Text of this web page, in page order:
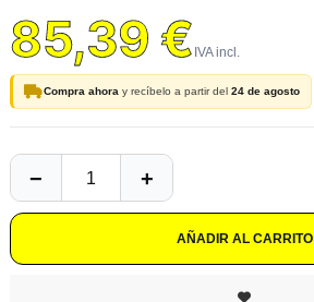
85,39 €
Compra ahora y recíbelo a partir del 24 de agosto
AÑADIR AL CARRITO